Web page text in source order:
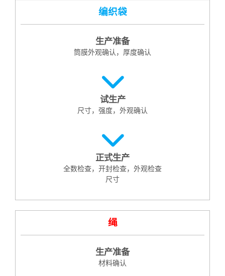
编织袋
生产准备
筒膜外观确认，厚度确认
试生产
尺寸，强度，外观确认
正式生产
全数检查，开封检查，外观检查
尺寸
绳
生产准备
材料确认